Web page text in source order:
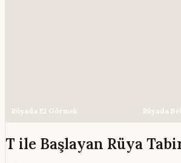
Rüyada El Görmek Rüyada
T ile Başlayan Rüya